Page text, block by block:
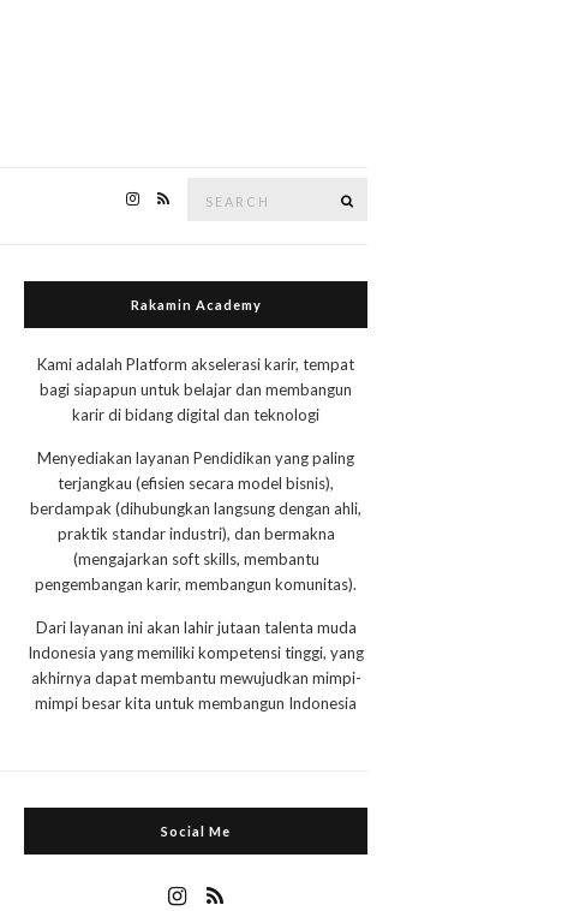
Rakamin Academy
Kami adalah Platform akselerasi karir, tempat
bagi siapapun untuk belajar dan membangun
karir di bidang digital dan teknologi
Menyediakan layanan Pendidikan yang paling
terjangkau (efisien secara model bisnis),
berdampak (dihubungkan langsung dengan ahli,
praktik standar industri), dan bermakna
(mengajarkan soft skills, membantu
pengembangan karir, membangun komunitas).
Dari layanan ini akan lahir jutaan talenta muda
Indonesia yang memiliki kompetensi tinggi, yang
akhirnya dapat membantu mewujudkan mimpi-
mimpi besar kita untuk membangun Indonesia
Social Me